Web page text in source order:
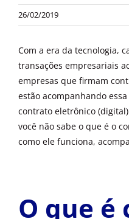
26/02/2019
Com a era da tecnologia,
transações empresariais
empresas que firmam
estão acompanhando
contrato eletrônico
você não sabe o que é o
como ele funciona,
O que